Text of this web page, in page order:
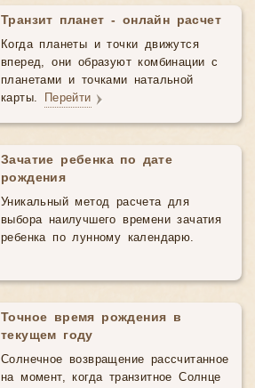
Транзит планет - онлайн расчет
Когда планеты и точки движутся
вперед, они образуют комбинации с
планетами и точками натальной
карты. Перейти
Зачатие ребенка по дате
рождения
Уникальный метод расчета для
выбора наилучшего времени зачатия
ребенка по лунному календарю.
Точное время рождения в
текущем году
Солнечное возвращение рассчитанное
на момент, когда транзитное Солнце